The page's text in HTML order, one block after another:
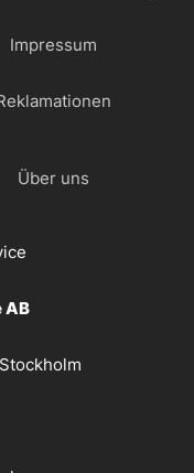
Impressum
Über uns
AB